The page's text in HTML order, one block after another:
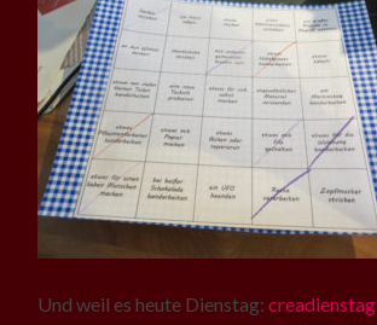
Und weil es heute Dienstag:creadienstag